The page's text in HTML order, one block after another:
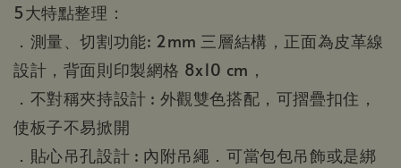
5大特點整理：
．測量、切割功能: 2mm 三層結構，正面為皮革線
設計，背面則印製網格 8x10 cm，
．不對稱夾持設計 : 外觀雙色搭配，可摺疊扣住，
使板子不易掀開
．貼心吊孔設計 : 內附吊繩．可當包包吊飾或是綁